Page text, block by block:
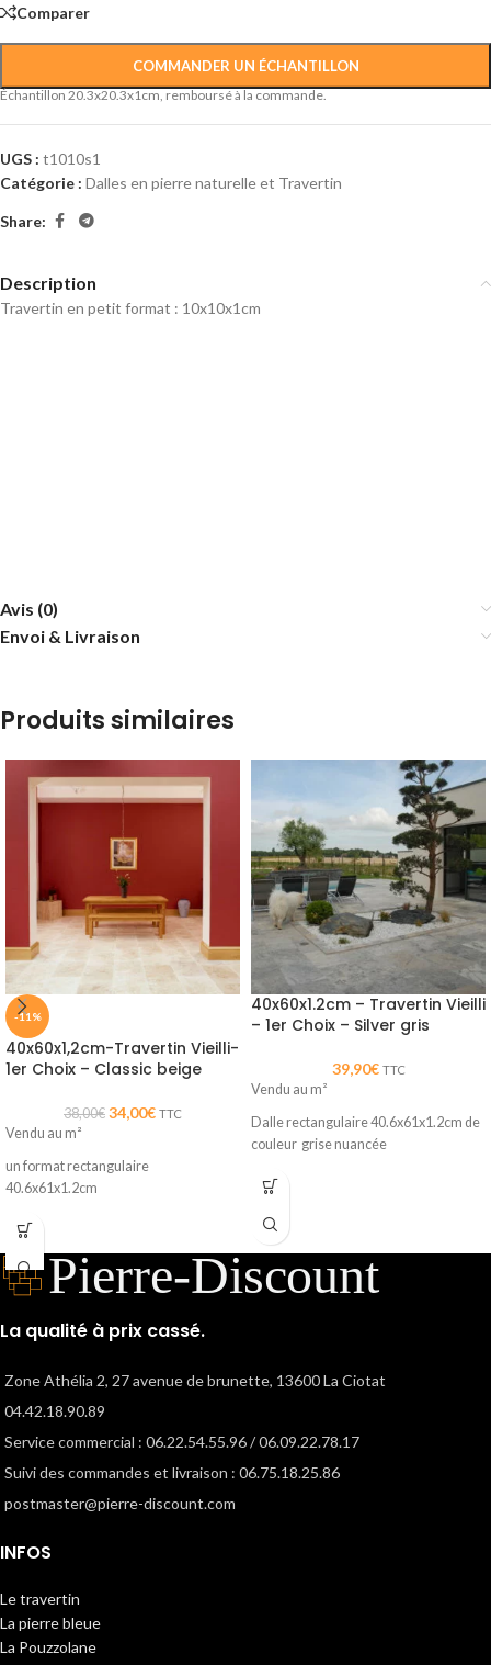
Comparer
COMMANDER UN ÉCHANTILLON
Échantillon 20.3x20.3x1cm, remboursé à la commande.
UGS : t1010s1
Catégorie : Dalles en pierre naturelle et Travertin
Share:
Description
Travertin en petit format : 10x10x1cm
Avis (0)
Envoi & Livraison
Produits similaires
-11%
40x60x1,2cm-Travertin Vieilli-
1er Choix – Classic beige
38,00€ 34,00€ TTC
Vendu au m²
un format rectangulaire
40.6x61x1.2cm
Travertin plus clair et plus homogène.
Parfait pour illuminer un intérieur. Un
rendu très moderne et contemporain.
l'authenticité de la pierre.
40x60x1.2cm – Travertin Vieilli
– 1er Choix – Silver gris
39,90€ TTC
Vendu au m²
Dalle rectangulaire 40.6x61x1.2cm de
couleur grise nuancée
1er choix peu de porosités
extérieur
ce travertin existe dans d'autres
formats
La qualité à prix cassé.
Zone Athélia 2, 27 avenue de brunette, 13600 La Ciotat
04.42.18.90.89
Service commercial : 06.22.54.55.96 / 06.09.22.78.17
Suivi des commandes et livraison : 06.75.18.25.86
postmaster@pierre-discount.com
INFOS
Le travertin
La pierre bleue
La Pouzzolane